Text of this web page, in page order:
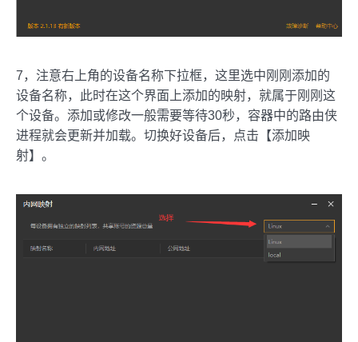
7，注意右上角的设备名称下拉框，这里选中刚刚添加的
设备名称，此时在这个界面上添加的映射，就属于刚刚这
个设备。添加或修改一般需要等待30秒，容器中的路由侠
进程就会更新并加载。切换好设备后，点击【添加映
射】。